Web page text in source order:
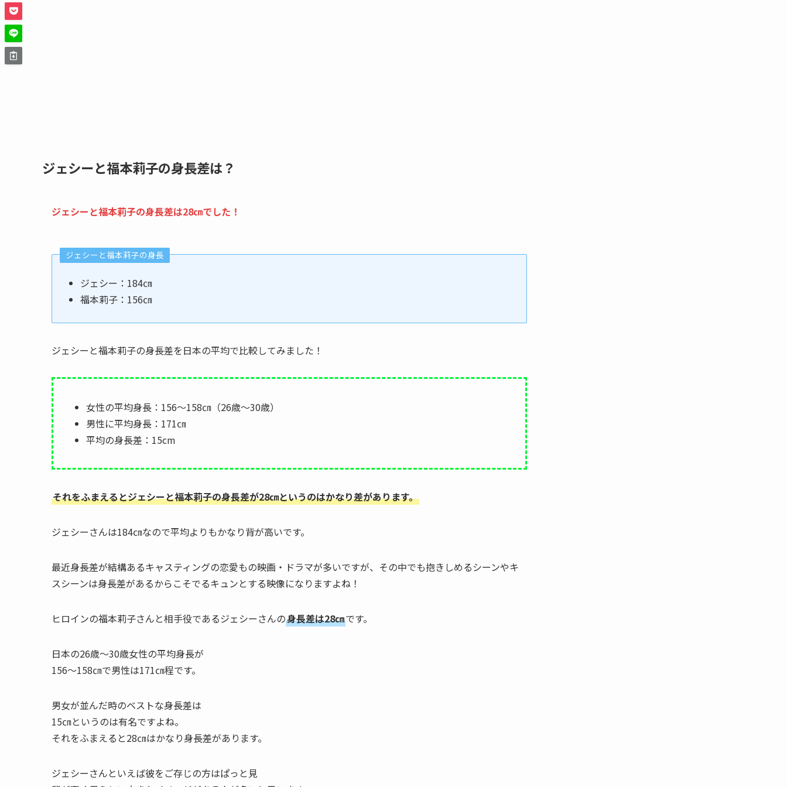
ジェシーと福本莉子の身長差は？
ジェシーと福本莉子の身長差は28㎝でした！
ジェシーと福本莉子の身長
ジェシー：184㎝
福本莉子：156㎝
ジェシーと福本莉子の身長差を日本の平均で比較してみました！
女性の平均身長：156～158㎝（26歳～30歳）
男性に平均身長：171㎝
平均の身長差：15cm
それをふまえるとジェシーと福本莉子の身長差が28㎝というのはかなり差があります。
ジェシーさんは184㎝なので平均よりもかなり背が高いです。
最近身長差が結構あるキャスティングの恋愛もの映画・ドラマが多いですが、その中でも抱きしめるシーンやキ
スシーンは身長差があるからこそでるキュンとする映像になりますよね！
ヒロインの福本莉子さんと相手役であるジェシーさんの身長差は28㎝です。
日本の26歳～30歳女性の平均身長が
156～158㎝で男性は171㎝程です。
男女が並んだ時のベストな身長差は
15㎝というのは有名ですよね。
それをふまえると28㎝はかなり身長差があります。
ジェシーさんといえば彼をご存じの方はぱっと見